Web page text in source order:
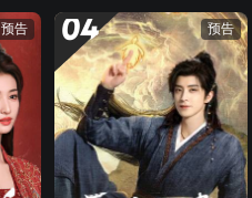
预告 04 预告